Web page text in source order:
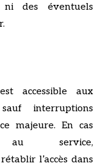
des éventuels
accessible aux
interruptions
majeure. En cas
au service,
l’accès dans